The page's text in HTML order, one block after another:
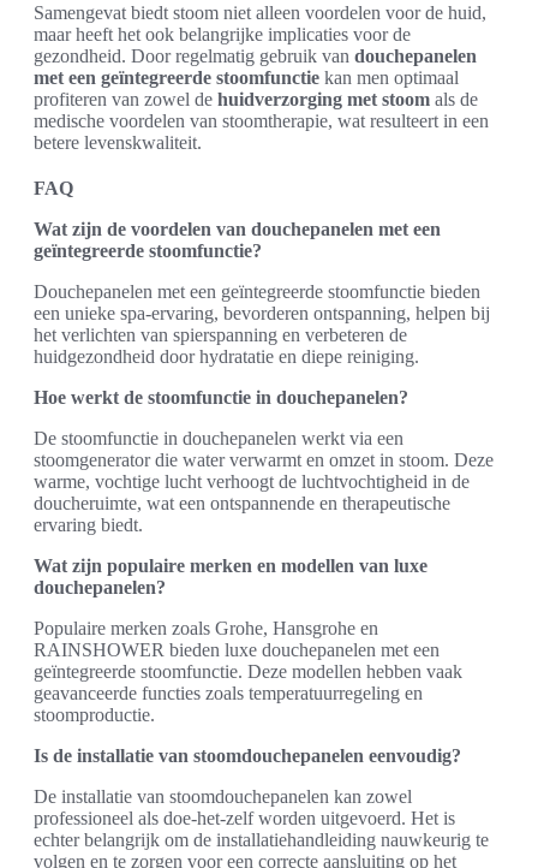
Samengevat biedt stoom niet alleen voordelen voor de huid,
maar heeft het ook belangrijke implicaties voor de
gezondheid. Door regelmatig gebruik van douchepanelen
met een geïntegreerde stoomfunctie kan men optimaal
profiteren van zowel de huidverzorging met stoom als de
medische voordelen van stoomtherapie, wat resulteert in een
betere levenskwaliteit.
FAQ
Wat zijn de voordelen van douchepanelen met een
geïntegreerde stoomfunctie?
Douchepanelen met een geïntegreerde stoomfunctie bieden
een unieke spa-ervaring, bevorderen ontspanning, helpen bij
het verlichten van spierspanning en verbeteren de
huidgezondheid door hydratatie en diepe reiniging.
Hoe werkt de stoomfunctie in douchepanelen?
De stoomfunctie in douchepanelen werkt via een
stoomgenerator die water verwarmt en omzet in stoom. Deze
warme, vochtige lucht verhoogt de luchtvochtigheid in de
doucheruimte, wat een ontspannende en therapeutische
ervaring biedt.
Wat zijn populaire merken en modellen van luxe
douchepanelen?
Populaire merken zoals Grohe, Hansgrohe en
RAINSHOWER bieden luxe douchepanelen met een
geïntegreerde stoomfunctie. Deze modellen hebben vaak
geavanceerde functies zoals temperatuurregeling en
stoomproductie.
Is de installatie van stoomdouchepanelen eenvoudig?
De installatie van stoomdouchepanelen kan zowel
professioneel als doe-het-zelf worden uitgevoerd. Het is
echter belangrijk om de installatiehandleiding nauwkeurig te
volgen en te zorgen voor een correcte aansluiting op het